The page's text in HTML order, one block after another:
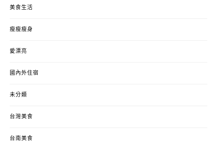
美食生活
瘦瘦瘦身
愛漂亮
國內外住宿
未分類
台灣美食
台南美食